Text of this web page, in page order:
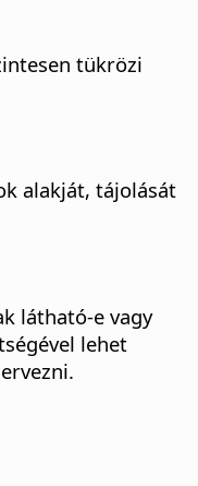
tükrözi
alakját, tájolását
látható-e vagy
lehet